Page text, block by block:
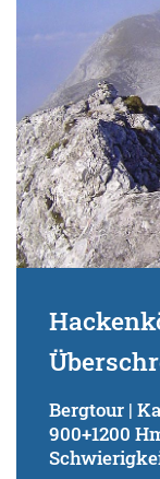
Kondition
von
Suchbegriff:
Bergtour |
900+1200